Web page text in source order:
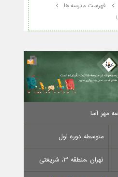
فهرست مدرسه ها
مهر آسا
متوسطه دوره اول
تهران ،منطقه 3، شریعتی